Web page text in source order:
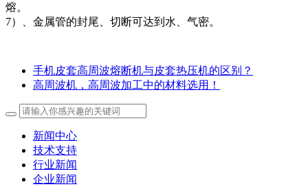
熔。
7）、金属管的封尾、切断可达到水、气密。
手机皮套高周波熔断机与皮套热压机的区别？
高周波机，高周波加工中的材料选用！
新闻中心
技术支持
行业新闻
企业新闻